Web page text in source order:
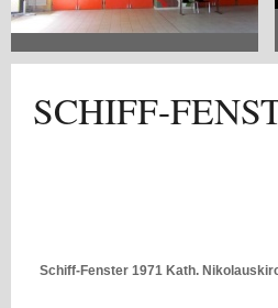
SCHIFF-
Schiff-Fenster 1971 Kath.